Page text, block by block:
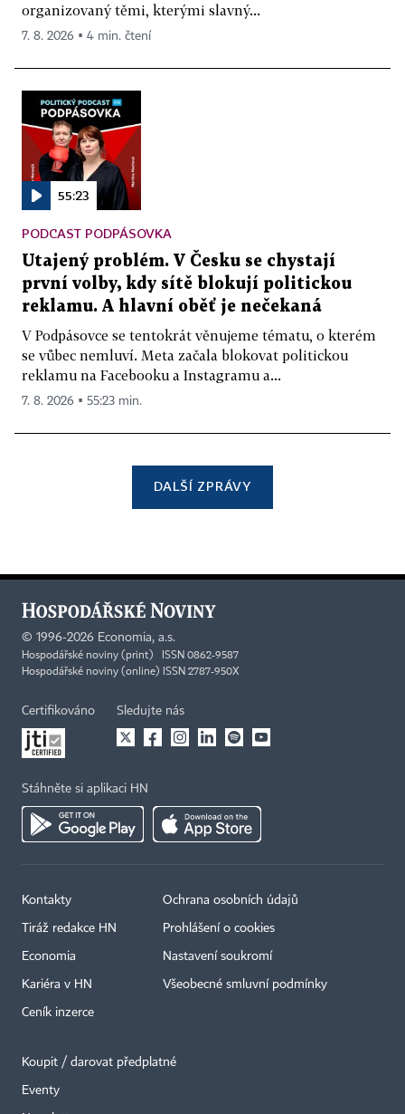
organizovaný těmi, kterými slavný...
7. 8. 2026 ▪ 4 min. čtení
55:23
PODCAST PODPÁSOVKA
Utajený problém. V Česku se chystají
první volby, kdy sítě blokují politickou
reklamu. A hlavní oběť je nečekaná
V Podpásovce se tentokrát věnujeme tématu, o kterém
se vůbec nemluví. Meta začala blokovat politickou
reklamu na Facebooku a Instagramu a...
7. 8. 2026 ▪ 55:23 min.
DALŠÍ ZPRÁVY
© 1996-2026 Economia, a.s.
Hospodářské noviny (print) ISSN 0862-9587
Hospodářské noviny (online) ISSN 2787-950X
Certifikováno Sledujte nás
Stáhněte si aplikaci HN
Kontakty
Tiráž redakce HN
Economia
Kariéra v HN
Ceník inzerce
Ochrana osobních údajů
Prohlášení o cookies
Nastavení soukromí
Všeobecné smluvní podmínky
Koupit / darovat předplatné
Eventy